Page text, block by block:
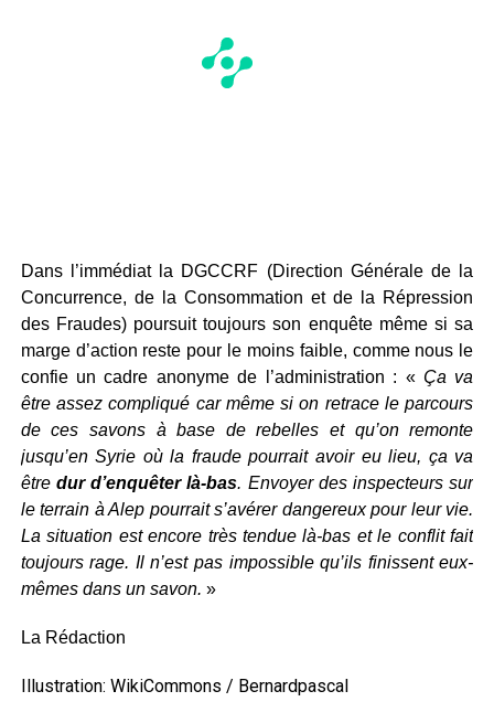
Dans l’immédiat la DGCCRF (Direction Générale de la
Concurrence, de la Consommation et de la Répression
des Fraudes) poursuit toujours son enquête même si sa
marge d’action reste pour le moins faible, comme nous le
confie un cadre anonyme de l’administration : « Ça va
être assez compliqué car même si on retrace le parcours
de ces savons à base de rebelles et qu’on remonte
jusqu’en Syrie où la fraude pourrait avoir eu lieu, ça va
être dur d’enquêter là-bas. Envoyer des inspecteurs sur
le terrain à Alep pourrait s’avérer dangereux pour leur vie.
La situation est encore très tendue là-bas et le conflit fait
toujours rage. Il n’est pas impossible qu’ils finissent eux-
mêmes dans un savon. »
La Rédaction
Illustration: WikiCommons / Bernardpascal